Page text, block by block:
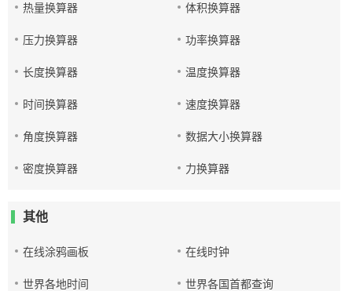
热量换算器 体积换算器
压力换算器 功率换算器
长度换算器 温度换算器
时间换算器 速度换算器
角度换算器 数据大小换算器
密度换算器 力换算器
其他
在线涂鸦画板 在线时钟
世界各地时间 世界各国首都查询